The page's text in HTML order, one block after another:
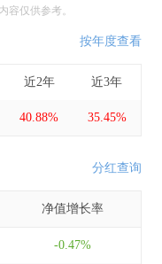
容仅供参考。
按年度查看
近2年 近3年
40.88% 35.45%
分红查询
净值增长率
-0.47%